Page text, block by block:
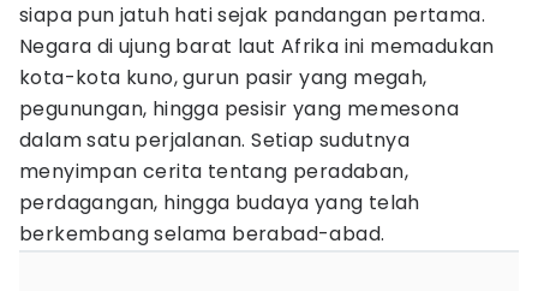
siapa pun jatuh hati sejak pandangan pertama.
Negara di ujung barat laut Afrika ini memadukan
kota-kota kuno, gurun pasir yang megah,
pegunungan, hingga pesisir yang memesona
dalam satu perjalanan. Setiap sudutnya
menyimpan cerita tentang peradaban,
perdagangan, hingga budaya yang telah
berkembang selama berabad-abad.